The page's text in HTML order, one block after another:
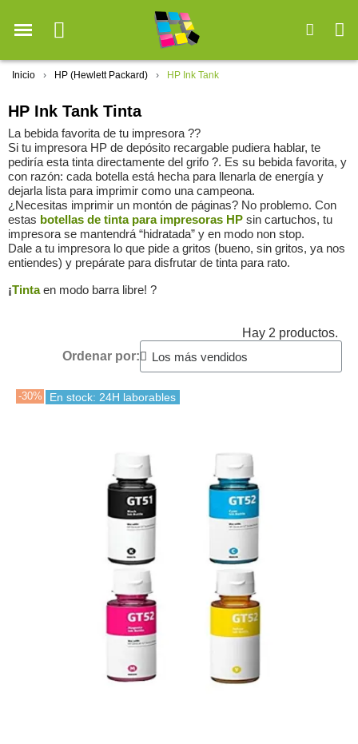
Inicio HP (Hewlett Packard) HP Ink Tank
HP Ink Tank Tinta
La bebida favorita de tu impresora ??️
Si tu impresora HP de depósito recargable pudiera hablar, te
pediría esta tinta directamente del grifo ?. Es su bebida favorita, y
con razón: cada botella está hecha para llenarla de energía y
dejarla lista para imprimir como una campeona.
¿Necesitas imprimir un montón de páginas? No problemo. Con
estas botellas de tinta para impresoras HP sin cartuchos, tu
impresora se mantendrá “hidratada” y en modo non stop.
Dale a tu impresora lo que pide a gritos (bueno, sin gritos, ya nos
entiendes) y prepárate para disfrutar de tinta para rato.
¡Tintaen modo barra libre! ?
Hay 2 productos.
Ordenar por:
-30% En stock: 24H laborables